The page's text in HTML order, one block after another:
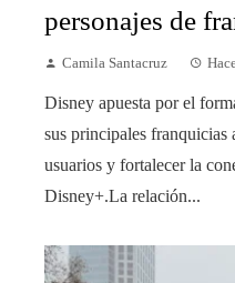
personajes de
Camila Santacruz
Disney apuesta por el
sus principales franquicias
usuarios y fortalecer la
Disney+.La relación...